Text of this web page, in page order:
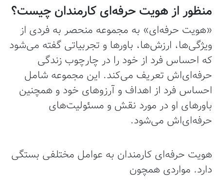
منظور از هویت حرفه‌ای کارمندان چیست؟
«هویت حرفه‌ای» به مجموعه منحصر به‌ فردی از
ویژگی‌ها، ارزش‌ها، باورها و تجربیاتی گفته می‌شود
که احساس فرد از خود را در چارچوب زندگی
حرفه‌ای‌اش تعریف می‌کند. این مجموعه شامل
احساس فرد از اهداف و آرزوهای خود و همچنین
باورهای او در مورد نقش و مسئولیت‌های
حرفه‌ای‌اش می‌شود.
هویت حرفه‌ای کارمندان به عوامل مختلفی بستگی
دارد. مواردی همچون